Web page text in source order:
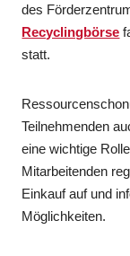
des
Recyclingbörse
statt.
Teilnehmenden
eine wichtige
Mitarbeitenden
Einkauf auf und
Möglichkeiten.